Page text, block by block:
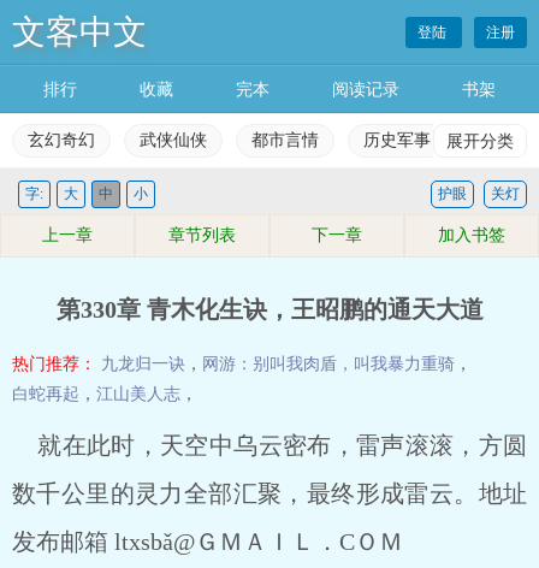
文客中文 登陆 注册
排行 收藏 完本 阅读记录 书架
玄幻奇幻 武侠仙侠 都市言情 历史军事 科幻灵
展开分类
玄幻奇幻 历史军事
科幻灵异 网游竞技 女生频道 完本小说
排行榜 收藏榜单 永久书架 阅读记录
字: 大 中 小 关灯
护眼
上一章 章节列表 下一章 加入书签
第330章 青木化生诀，王昭鹏的通天大道
热门推荐： 九龙归一诀 ， 网游：别叫我肉盾，叫我暴力重骑 ，
白蛇再起 ， 江山美人志 ，
就在此时，天空中乌云密布，雷声滚滚，方圆
数千公里的灵力全部汇聚，最终形成雷云。地址
发布邮箱 ltxsbǎ@ＧＭＡＩＬ．CＯＭ